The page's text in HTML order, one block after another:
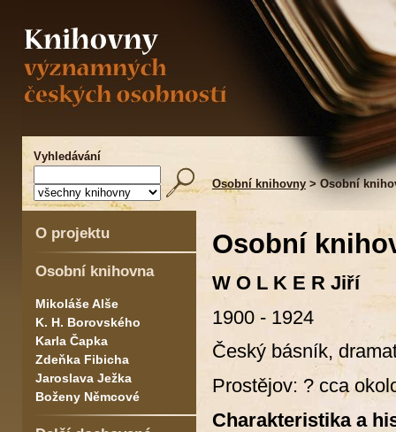
Vyhledávání
Osobní knihovny > Osobní
O projektu
Osobní knihovna
Mikoláše Alše
K. H. Borovského
Karla Čapka
Zdeňka Fibicha
Jaroslava Ježka
Boženy Němcové
Osobní
W O L K E R Jiří
1900 - 1924
Český básník,
Prostějov: ? cca
Charakteristika a